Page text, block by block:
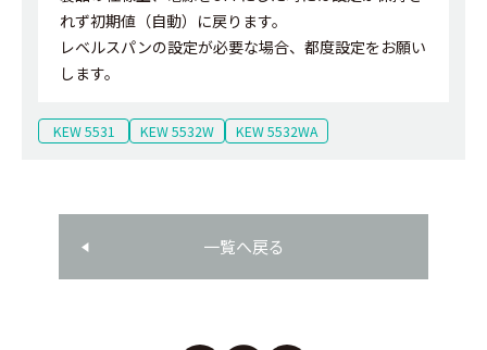
れず初期値（自動）に戻ります。
レベルスパンの設定が必要な場合、都度設定をお願い
します。
KEW 5531 KEW 5532W KEW 5532WA
一覧へ戻る